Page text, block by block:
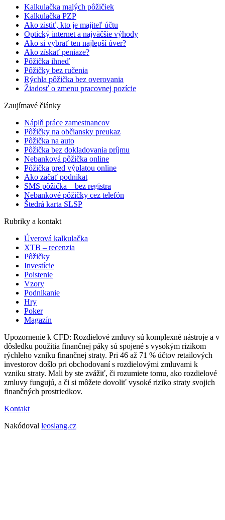
Kalkulačka malých pôžičiek
Kalkulačka PZP
Ako zistiť, kto je majiteľ účtu
Optický internet a najväčšie výhody
Ako si vybrať ten najlepší úver?
Ako získať peniaze?
Pôžička ihneď
Pôžičky bez ručenia
Rýchla pôžička bez overovania
Žiadosť o zmenu pracovnej pozície
Zaujímavé články
Náplň práce zamestnancov
Pôžičky na občiansky preukaz
Pôžička na auto
Pôžička bez dokladovania príjmu
Nebanková pôžička online
Pôžička pred výplatou online
Ako začať podnikat
SMS pôžička – bez registra
Nebankové pôžičky cez telefón
Štedrá karta SLSP
Rubriky a kontakt
Úverová kalkulačka
XTB – recenzia
Pôžičky
Investície
Poistenie
Vzory
Podnikanie
Hry
Poker
Magazín
Upozornenie k CFD: Rozdielové zmluvy sú komplexné nástroje a v
dôsledku použitia finančnej páky sú spojené s vysokým rizikom
rýchleho vzniku finančnej straty. Pri 46 až 71 % účtov retailových
investorov došlo pri obchodovaní s rozdielovými zmluvami k
vzniku straty. Mali by ste zvážiť, či rozumiete tomu, ako rozdielové
zmluvy fungujú, a či si môžete dovoliť vysoké riziko straty svojich
finančných prostriedkov.
Kontakt
Nakódoval leoslang.cz